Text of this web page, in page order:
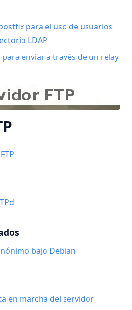
para el uso de usuarios
LDAP
enviar a través de un relay
bajo Debian
en marcha del servidor